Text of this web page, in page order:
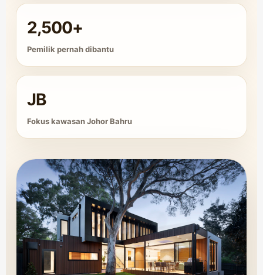
2,500+
Pemilik pernah dibantu
JB
Fokus kawasan Johor Bahru